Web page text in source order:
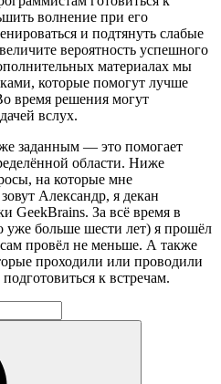
волнение при его
и подтянуть слабые
вероятность успешного
материалах мы
которые помогут лучше
время решения могут
вслух.
заданным — это помогает
области. Ниже
на которые мне
Александр, я декан
GeekBrains. За всё время в
уже больше шести лет) я прошёл
провёл не меньше. А также
проходили или проводили
к встречам.